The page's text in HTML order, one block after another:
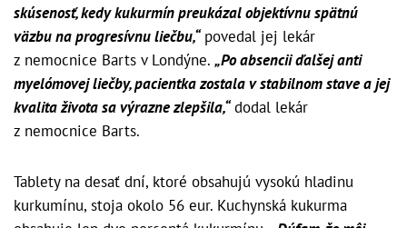
skúsenosť, kedy kukurmín preukázal objektívnu spätnú
väzbu na progresívnu liečbu,“povedal jej lekár
z nemocnice Barts v Londýne. „Po absencii ďalšej anti
myelómovej liečby, pacientka zostala v stabilnom stave a jej
kvalita života sa výrazne zlepšila,“dodal lekár
z nemocnice Barts.
Tablety na desať dní, ktoré obsahujú vysokú hladinu
kurkumínu, stoja okolo 56 eur. Kuchynská kukurma